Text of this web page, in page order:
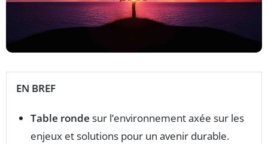
EN BREF
Table ronde sur l’environnement axée sur les
enjeux et solutions pour un avenir durable.